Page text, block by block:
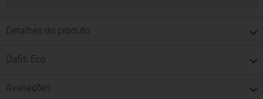
Detalhes do produto
Dafiti Eco
Avaliações